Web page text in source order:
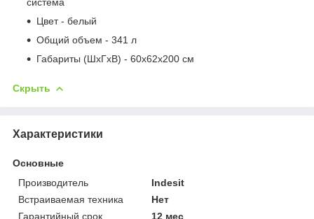
Цвет - белый
Общий объем - 341 л
Габариты (ШxГxВ) - 60x62x200 см
Скрыть
Характеристики
Основные
Производитель
Indesit
Встраиваемая техника
Нет
Гарантийный срок
12 мес